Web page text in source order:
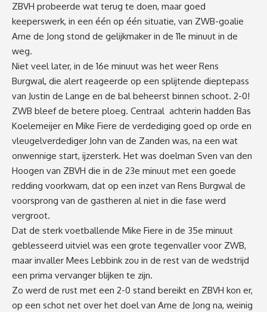
ZBVH probeerde wat terug te doen, maar goed
keeperswerk, in een één op één situatie, van ZWB-goalie
Arne de Jong stond de gelijkmaker in de 11e minuut in de
weg.
Niet veel later, in de 16e minuut was het weer Rens
Burgwal, die alert reageerde op een splijtende dieptepass
van Justin de Lange en de bal beheerst binnen schoot. 2-0!
ZWB bleef de betere ploeg. Centraal achterin hadden Bas
Koelemeijer en Mike Fiere de verdediging goed op orde en
vleugelverdediger John van de Zanden was, na een wat
onwennige start, ijzersterk. Het was doelman Sven van den
Hoogen van ZBVH die in de 23e minuut met een goede
redding voorkwam, dat op een inzet van Rens Burgwal de
voorsprong van de gastheren al niet in die fase werd
vergroot.
Dat de sterk voetballende Mike Fiere in de 35e minuut
geblesseerd uitviel was een grote tegenvaller voor ZWB,
maar invaller Mees Lebbink zou in de rest van de wedstrijd
een prima vervanger blijken te zijn.
Zo werd de rust met een 2-0 stand bereikt en ZBVH kon er,
op een schot net over het doel van Arne de Jong na, weinig